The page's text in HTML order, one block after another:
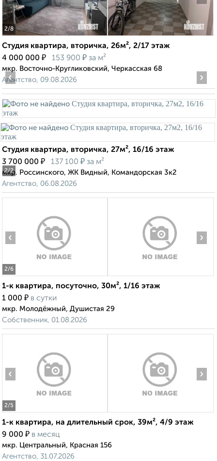
2/8
Студия квартира, вторичка, 26м², 2/17 этаж
4 000 000 ₽ 153 900 ₽ за м²
мкр. Восточно-Кругликовский, Черкасская 68
Агентство, 09.08.2026
2/2
‹ ›
Студия квартира, вторичка, 27м², 16/16 этаж
3 700 000 ₽ 137 100 ₽ за м²
мкр. Россинского, ЖК Видный, Командорская 3к2
Агентство, 06.08.2026
2/6
‹ ›
1-к квартира, посуточно, 30м², 1/16 этаж
1 000 ₽ в сутки
мкр. Молодёжный, Душистая 29
Собственник, 01.08.2026
2/5
‹ ›
1-к квартира, на длительный срок, 39м², 4/9 этаж
9 000 ₽ в месяц
мкр. Центральный, Красная 156
Агентство, 31.07.2026